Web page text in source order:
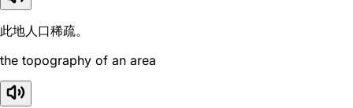
此地人口稀疏。
the topography of an area